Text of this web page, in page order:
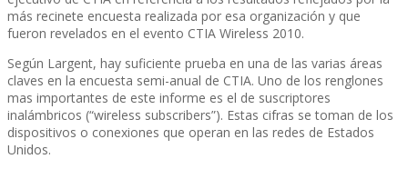
más recinete encuesta realizada por esa organización y que
fueron revelados en el evento CTIA Wireless 2010.
Según Largent, hay suficiente prueba en una de las varias áreas
claves en la encuesta semi-anual de CTIA. Uno de los renglones
mas importantes de este informe es el de suscriptores
inalámbricos (“wireless subscribers”). Estas cifras se toman de los
dispositivos o conexiones que operan en las redes de Estados
Unidos.